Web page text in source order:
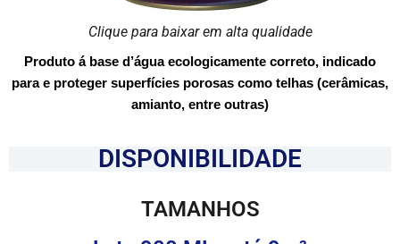
Clique para baixar em alta qualidade
Produto á base d’água ecologicamente correto, indicado
para e proteger superfícies porosas como telhas (cerâmicas,
amianto, entre outras)
DISPONIBILIDADE
TAMANHOS